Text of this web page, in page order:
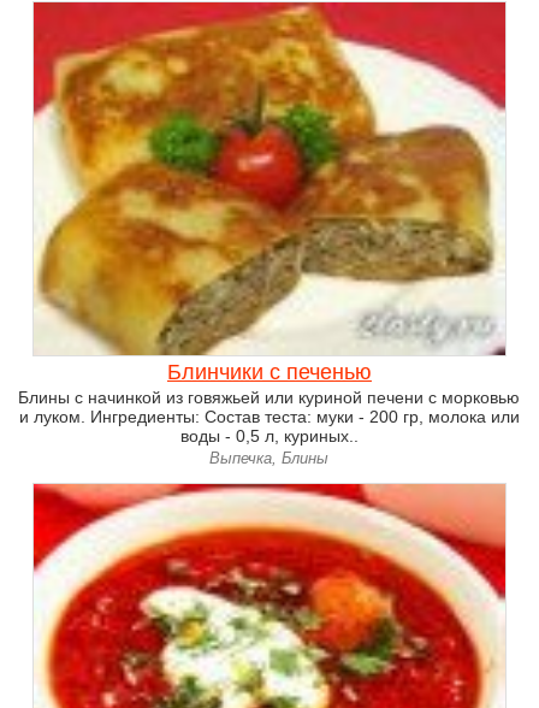
Блинчики с печенью
Блины с начинкой из говяжьей или куриной печени с морковью
и луком. Ингредиенты: Состав теста: муки - 200 гр, молока или
воды - 0,5 л, куриных..
Выпечка, Блины